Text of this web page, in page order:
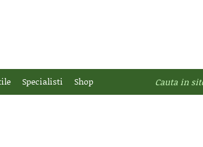
Specialisti Shop